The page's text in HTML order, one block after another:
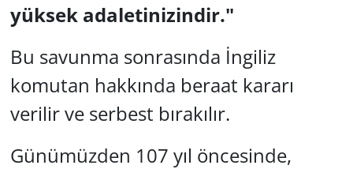
yüksek adaletinizindir."
Bu savunma sonrasında İngiliz
komutan hakkında beraat kararı
verilir ve serbest bırakılır.
Günümüzden 107 yıl öncesinde,